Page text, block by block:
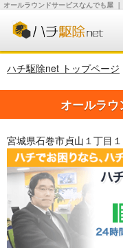
オールラウンドサービスなんでも屋
ハチ駆除net トップページ
オールラ
宮城県石巻市貞山１丁目